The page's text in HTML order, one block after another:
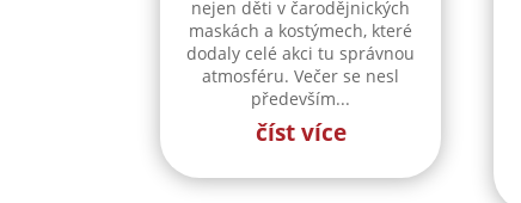
nejen děti v čarodějnických
maskách a kostýmech, které
dodaly celé akci tu správnou
atmosféru. Večer se nesl
především...
číst více